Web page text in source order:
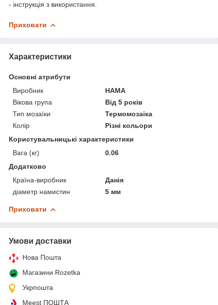
- інструкція з використання.
Приховати
Характеристики
Основні атрибути
Виробник
HAMA
Вікова група
Від 5 років
Тип мозаїки
Термомозаіка
Колір
Різні кольори
Користувальницькі характеристики
Вага (кг)
0.06
Додатково
Країна-виробник
Данія
діаметр намистин
5 мм
Приховати
Умови доставки
Нова Пошта
Магазини Rozetka
Укрпошта
Meest ПОШТА